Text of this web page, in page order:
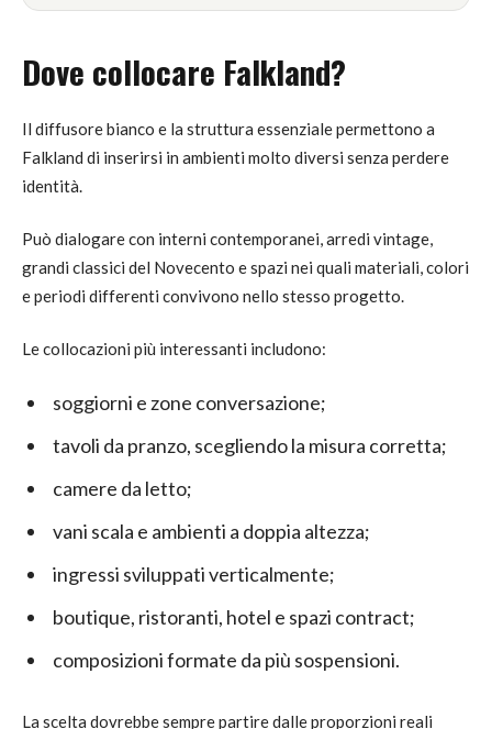
Dove collocare Falkland?
Il diffusore bianco e la struttura essenziale permettono a
Falkland di inserirsi in ambienti molto diversi senza perdere
identità.
Può dialogare con interni contemporanei, arredi vintage,
grandi classici del Novecento e spazi nei quali materiali, colori
e periodi differenti convivono nello stesso progetto.
Le collocazioni più interessanti includono:
soggiorni e zone conversazione;
tavoli da pranzo, scegliendo la misura corretta;
camere da letto;
vani scala e ambienti a doppia altezza;
ingressi sviluppati verticalmente;
boutique, ristoranti, hotel e spazi contract;
composizioni formate da più sospensioni.
La scelta dovrebbe sempre partire dalle proporzioni reali